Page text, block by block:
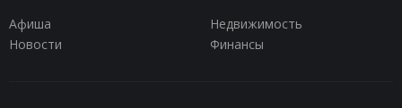
Афиша
Недвижимость
Новости
Финансы